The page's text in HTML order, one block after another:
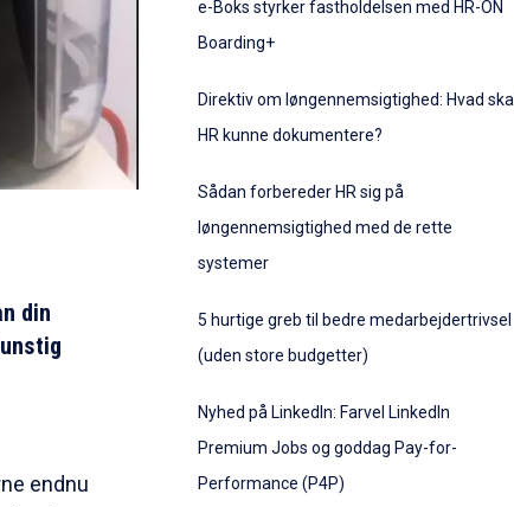
din
endnu
e-Boks styrker fastholdelsen med HR-ON
Boarding+
Direktiv om løngennemsigtighed: Hvad skal
HR kunne dokumentere?
Sådan forbereder HR sig på
løngennemsigtighed med de rette
systemer
5 hurtige greb til bedre medarbejdertrivsel
(uden store budgetter)
Nyhed på LinkedIn: Farvel LinkedIn
Premium Jobs og goddag Pay-for-
Performance (P4P)